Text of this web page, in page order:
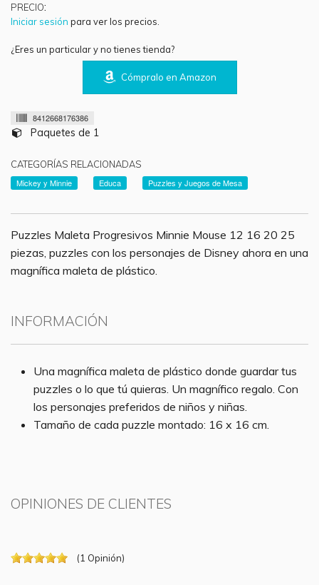
PRECIO:
Iniciar sesión para ver los precios.
¿Eres un particular y no tienes tienda?
Cómpralo en Amazon
8412668176386
Paquetes de 1
CATEGORÍAS RELACIONADAS
Mickey y Minnie
Educa Puzzles y Juegos de Mesa
Puzzles Maleta Progresivos Minnie Mouse 12 16 20 25
piezas, puzzles con los personajes de Disney ahora en una
magnífica maleta de plástico.
INFORMACIÓN
Una magnífica maleta de plástico donde guardar tus
puzzles o lo que tú quieras. Un magnífico regalo. Con
los personajes preferidos de niños y niñas.
Tamaño de cada puzzle montado: 16 x 16 cm.
OPINIONES DE CLIENTES
(1 Opinión)